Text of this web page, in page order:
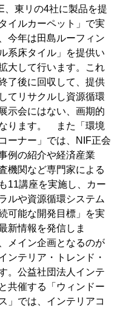
、東リの4社に製品を提
イルカーペット」で実
今年は田島ルーフィン
系床タイル」を提供い
大して行います。これ
了後に回収して、提供
てリサクルし資源循環
示会にはない、画期的
ります。　また「環境
ーナー」では、NIF正会
例の紹介や経済産業
機関など専門家による
11講座を実施し、カー
ルや資源循環システム
可能な開発目標」を実
新情報を発信しま
メイン企画となるのが
ンテリア・トレンド・
。公益社団法人インテ
共催する「ウィンドー
」では、インテリアコ